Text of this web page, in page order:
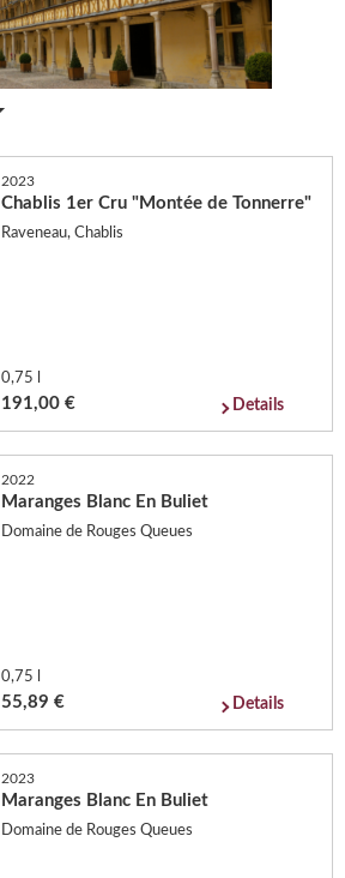
2023
Chablis 1er Cru "Montée de Tonnerre"
Raveneau, Chablis
0,75 l
191,00 € Details
2022
Maranges Blanc En Buliet
Domaine de Rouges Queues
0,75 l
55,89 € Details
2023
Maranges Blanc En Buliet
Domaine de Rouges Queues